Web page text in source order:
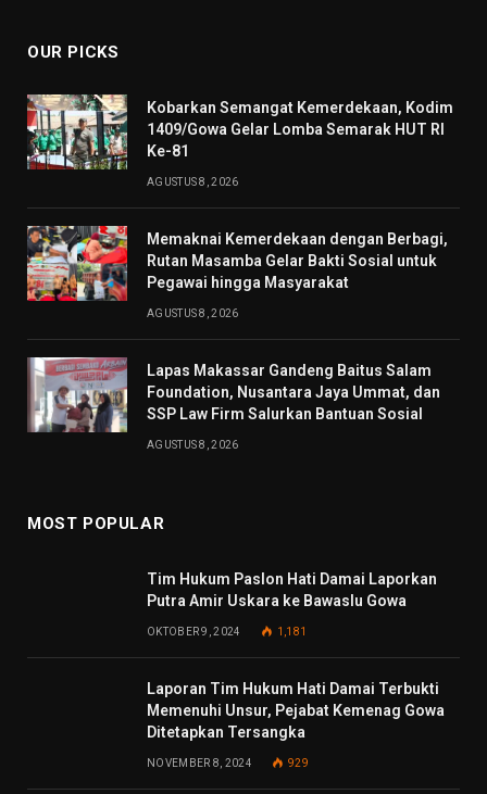
OUR PICKS
Kobarkan Semangat Kemerdekaan, Kodim
1409/Gowa Gelar Lomba Semarak HUT RI
Ke-81
AGUSTUS 8, 2026
Memaknai Kemerdekaan dengan Berbagi,
Rutan Masamba Gelar Bakti Sosial untuk
Pegawai hingga Masyarakat
AGUSTUS 8, 2026
Lapas Makassar Gandeng Baitus Salam
Foundation, Nusantara Jaya Ummat, dan
SSP Law Firm Salurkan Bantuan Sosial
AGUSTUS 8, 2026
MOST POPULAR
Tim Hukum Paslon Hati Damai Laporkan
Putra Amir Uskara ke Bawaslu Gowa
OKTOBER 9, 2024 1,181
Laporan Tim Hukum Hati Damai Terbukti
Memenuhi Unsur, Pejabat Kemenag Gowa
Ditetapkan Tersangka
NOVEMBER 8, 2024 929